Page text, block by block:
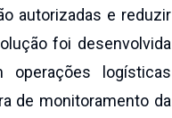
autorizadas e reduzir
foi desenvolvida
logísticas
de monitoramento da